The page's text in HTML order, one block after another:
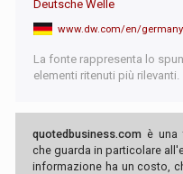
Deutsche Welle
La fonte rappresenta lo
elementi ritenuti più rilevanti.
quotedbusiness.com è una
che guarda in particolare
informazione ha un costo,